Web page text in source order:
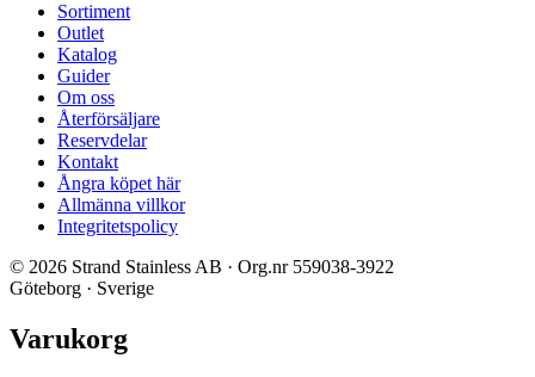
Sortiment
Outlet
Katalog
Guider
Om oss
Återförsäljare
Reservdelar
Kontakt
Ångra köpet här
Allmänna villkor
Integritetspolicy
© 2026 Strand Stainless AB · Org.nr 559038-3922
Göteborg · Sverige
Varukorg